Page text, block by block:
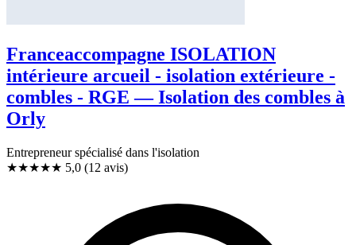
Franceaccompagne ISOLATION
intérieure arcueil - isolation extérieure -
combles - RGE — Isolation des combles à
Orly
Entrepreneur spécialisé dans l'isolation
★★★★★ 5,0 (12 avis)